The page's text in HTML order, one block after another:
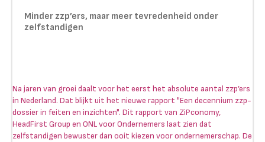
Minder zzp’ers, maar meer tevredenheid onder
zelfstandigen
Na jaren van groei daalt voor het eerst het absolute aantal zzp’ers
in Nederland. Dat blijkt uit het nieuwe rapport "Een decennium zzp-
dossier in feiten en inzichten". Dit rapport van ZiPconomy,
HeadFirst Group en ONL voor Ondernemers laat zien dat
zelfstandigen bewuster dan ooit kiezen voor ondernemerschap. De